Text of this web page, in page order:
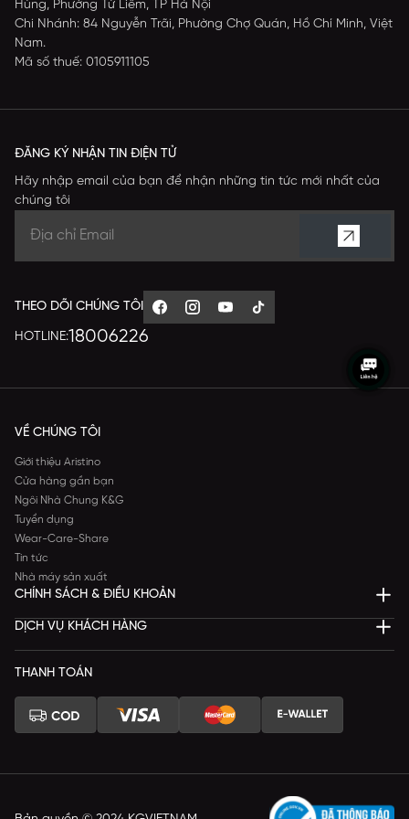
Hùng, Phường Từ Liêm, TP Hà Nội
Chi Nhánh: 84 Nguyễn Trãi, Phường Chợ Quán, Hồ Chí Minh, Việt
Nam.
Mã số thuế: 0105911105
ĐĂNG KÝ NHẬN TIN ĐIỆN TỬ
Hãy nhập email của bạn để nhận những tin tức mới nhất của
chúng tôi
THEO DÕI CHÚNG TÔI
HOTLINE:18006226
VỀ CHÚNG TÔI
Giới thiệu Aristino
Cửa hàng gần bạn
Ngôi Nhà Chung K&G
Tuyển dụng
Wear-Care-Share
Tin tức
Nhà máy sản xuất
CHÍNH SÁCH & ĐIỀU KHOẢN
DỊCH VỤ KHÁCH HÀNG
THANH TOÁN